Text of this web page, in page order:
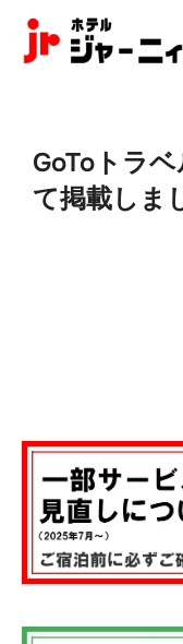
GoToトラ
て掲載しま